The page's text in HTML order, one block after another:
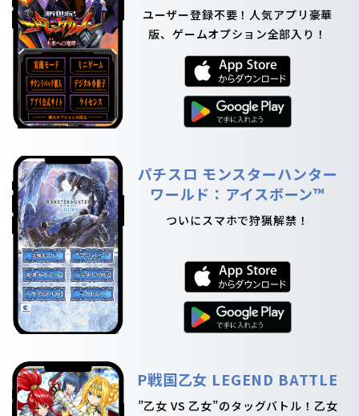
ユーザー登録不要！人気アプリ豪華
版、ゲームオプション全部入り！
パチスロ モンスターハンター
ワールド：アイスボーン™
ついにスマホで狩猟解禁！
P戦国乙女 LEGEND BATTLE
”乙女 VS 乙女”のタッグバトル！乙女